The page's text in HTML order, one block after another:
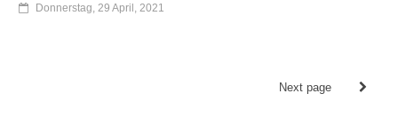
Donnerstag, 29 April, 2021
Next page